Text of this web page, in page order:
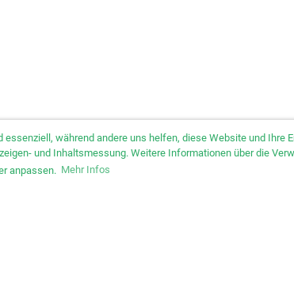
während andere uns helfen, diese Website und Ihre
und Inhaltsmessung. Weitere Informationen über die
anpassen. Mehr Infos